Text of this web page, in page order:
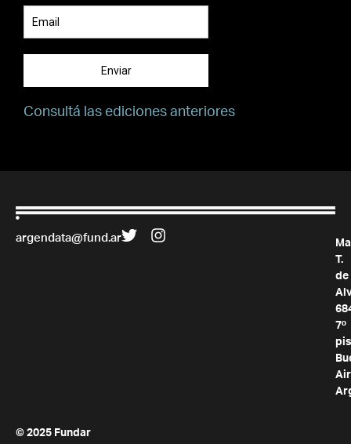
Enviar
Consultá las ediciones anteriores
argendata@fund.ar
T.
de
7º
© 2025 Fundar